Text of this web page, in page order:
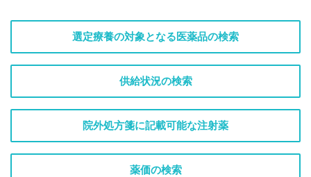
選定療養の対象となる医薬品の検索
供給状況の検索
院外処方箋に記載可能な注射薬
薬価の検索